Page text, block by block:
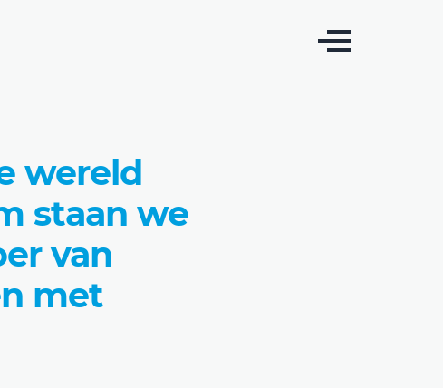
wereld
staan we
van
met